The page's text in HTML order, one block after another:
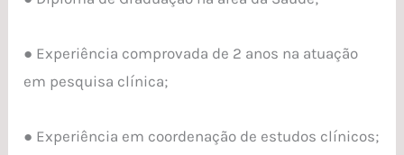
● Experiência comprovada de 2 anos na atuação
em pesquisa clínica;
● Experiência em coordenação de estudos clínicos;